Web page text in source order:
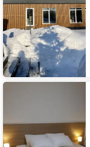
Гостевой